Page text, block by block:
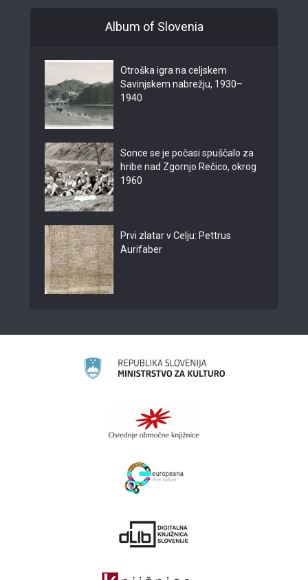
Album of Slovenia
Otroška igra na celjskem
Savinjskem nabrežju, 1930–
1940
Sonce se je počasi spuščalo za
hribe nad Zgornjo Rečico, okrog
1960
Prvi zlatar v Celju: Pettrus
Aurifaber